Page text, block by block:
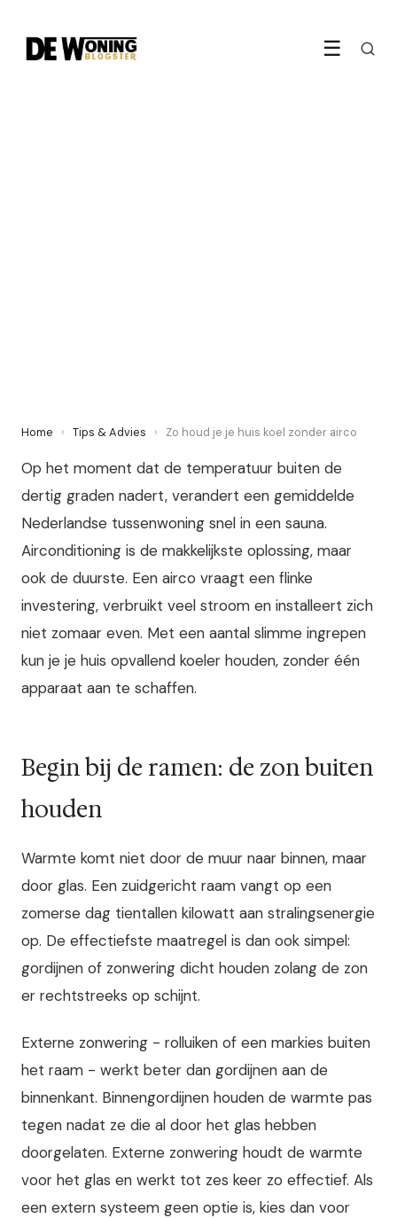
☰
Home › Tips & Advies › Zo houd je je huis koel zonder airco
Op het moment dat de temperatuur buiten de
dertig graden nadert, verandert een gemiddelde
Nederlandse tussenwoning snel in een sauna.
Airconditioning is de makkelijkste oplossing, maar
ook de duurste. Een airco vraagt een flinke
investering, verbruikt veel stroom en installeert zich
niet zomaar even. Met een aantal slimme ingrepen
kun je je huis opvallend koeler houden, zonder één
apparaat aan te schaffen.
Begin bij de ramen: de zon buiten
houden
Warmte komt niet door de muur naar binnen, maar
door glas. Een zuidgericht raam vangt op een
zomerse dag tientallen kilowatt aan stralingsenergie
op. De effectiefste maatregel is dan ook simpel:
gordijnen of zonwering dicht houden zolang de zon
er rechtstreeks op schijnt.
Externe zonwering - rolluiken of een markies buiten
het raam - werkt beter dan gordijnen aan de
binnenkant. Binnengordijnen houden de warmte pas
tegen nadat ze die al door het glas hebben
doorgelaten. Externe zonwering houdt de warmte
voor het glas en werkt tot zes keer zo effectief. Als
een extern systeem geen optie is, kies dan voor